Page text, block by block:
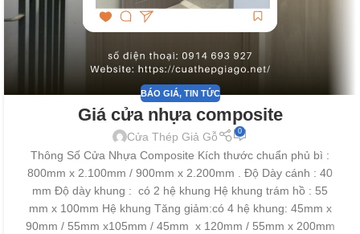
BÁO GIÁ, TIN TỨC
Giá cửa nhựa composite
Cửa Thép Giả Gỗ 0
Thông Số Cửa Nhựa Composite Kích thước chuẩn phủ bì :
800mm x 2.100mm / 900mm x 2.200mm . Độ Dày cánh : 40
mm Độ dày khung : có 2 hệ khung Hệ khung trám hồ : 55
mm x 100mm Hệ khung Tăng giảm:có 4 hệ khung: 45mm x
90mm / 55mm x105mm / 45mm x 120mm / 55mm x 200mm